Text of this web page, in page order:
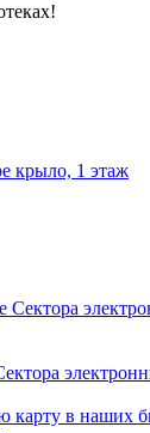
крыло, 1 этаж